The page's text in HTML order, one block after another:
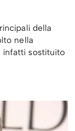
della
nella
infatti sostituito